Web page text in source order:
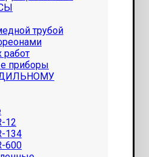
трубой
работ
приборы
12
134
600